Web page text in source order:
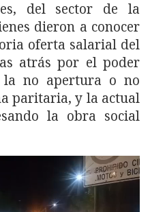
del sector de la
dieron a conocer
oferta salarial del
atrás por el poder
no apertura o no
paritaria, y la actual
la obra social